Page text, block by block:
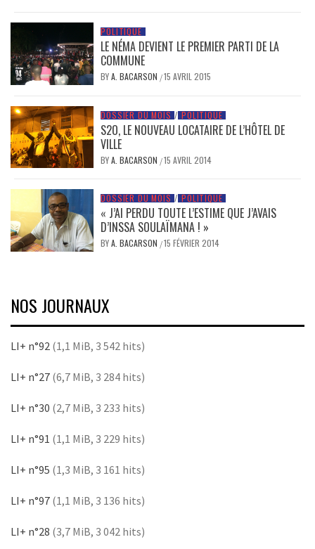
POLITIQUE
LE NÉMA DEVIENT LE PREMIER PARTI DE LA
COMMUNE
BYA. BACARSON /15 AVRIL 2015
DOSSIER DU MOIS / POLITIQUE
S2O, LE NOUVEAU LOCATAIRE DE L’HÔTEL DE
VILLE
BYA. BACARSON /15 AVRIL 2014
DOSSIER DU MOIS / POLITIQUE
« J’AI PERDU TOUTE L’ESTIME QUE J’AVAIS
D’INSSA SOULAÏMANA ! »
BYA. BACARSON /15 FÉVRIER 2014
NOS JOURNAUX
LI+ n°92 (1,1 MiB, 3 542 hits)
LI+ n°27 (6,7 MiB, 3 284 hits)
LI+ n°30 (2,7 MiB, 3 233 hits)
LI+ n°91 (1,1 MiB, 3 229 hits)
LI+ n°95 (1,3 MiB, 3 161 hits)
LI+ n°97 (1,1 MiB, 3 136 hits)
LI+ n°28 (3,7 MiB, 3 042 hits)